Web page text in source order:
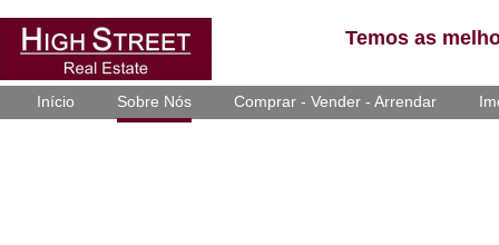
Temos as
Início Sobre Nós Comprar - Vender - Arrendar